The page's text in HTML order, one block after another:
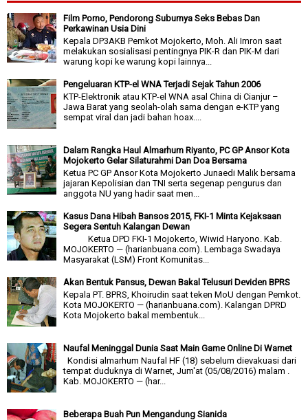
Film Porno, Pendorong Suburnya Seks Bebas Dan
Perkawinan Usia Dini
Kepala DP3AKB Pemkot Mojokerto, Moh. Ali Imron saat
melakukan sosialisasi pentingnya PIK-R dan PIK-M dari
warung kopi ke warung kopi lainnya...
Pengeluaran KTP-el WNA Terjadi Sejak Tahun 2006
KTP-Elektronik atau KTP-el WNA asal China di Cianjur –
Jawa Barat yang seolah-olah sama dengan e-KTP yang
sempat viral dan jadi bahan hoax....
Dalam Rangka Haul Almarhum Riyanto, PC GP Ansor Kota
Mojokerto Gelar Silaturahmi Dan Doa Bersama
Ketua PC GP Ansor Kota Mojokerto Junaedi Malik bersama
jajaran Kepolisian dan TNI serta segenap pengurus dan
anggota NU yang hadir saat men...
Kasus Dana Hibah Bansos 2015, FKI-1 Minta Kejaksaan
Segera Sentuh Kalangan Dewan
Ketua DPD FKI-1 Mojokerto, Wiwid Haryono. Kab.
MOJOKERTO — (harianbuana.com). Lembaga Swadaya
Masyarakat (LSM) Front Komunitas...
Akan Bentuk Pansus, Dewan Bakal Telusuri Deviden BPRS
Kepala PT. BPRS, Khoirudin saat teken MoU dengan Pemkot.
Kota MOJOKERTO — (harianbuana.com). Kalangan DPRD
Kota Mojokerto bakal membentuk...
Naufal Meninggal Dunia Saat Main Game Online Di Warnet
Kondisi almarhum Naufal HF (18) sebelum dievakuasi dari
tempat duduknya di Warnet, Jum'at (05/08/2016) malam .
Kab. MOJOKERTO — (har...
Beberapa Buah Pun Mengandung Sianida